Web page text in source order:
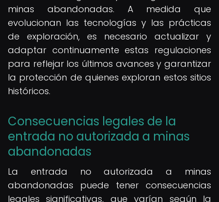
minas abandonadas. A medida que
evolucionan las tecnologías y las prácticas
de exploración, es necesario actualizar y
adaptar continuamente estas regulaciones
para reflejar los últimos avances y garantizar
la protección de quienes exploran estos sitios
históricos.
Consecuencias legales de la
entrada no autorizada a minas
abandonadas
La entrada no autorizada a minas
abandonadas puede tener consecuencias
legales significativas, que varían según la